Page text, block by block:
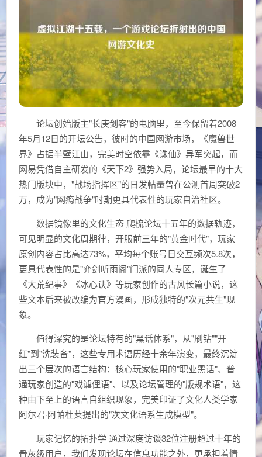
论坛创始版主"长庚剑客"的电脑里，至今保留着2008
年5月12日的开坛公告，彼时的中国网游市场，《魔兽世
界》占据半壁江山，完美时空依靠《诛仙》异军突起，而
网易凭借自主研发的《天下2》强势入局，论坛最早的十大
热门版块中，"战场指挥区"的日发帖量曾在公测首周突破2
万，成为"网瘾战争"时期更具代表性的玩家自治社区。
数据镜像里的文化生态 爬梳论坛十五年的数据轨迹，
可见明显的文化周期律，开服前三年的"黄金时代"，玩家
原创内容占比高达73%，平均每个账号日交互频次5.8次，
更具代表性的是"弈剑听雨阁"门派的同人专区，诞生了
《大荒纪事》《冰心诀》等玩家创作的古风长篇小说，这
些文本后来被改编为官方漫画，形成独特的"次元共生"现
象。
值得深究的是论坛特有的"黑话体系"，从"刷钻""开
红"到"洗装备"，这些专用术语历经十余年演变，最终沉淀
出三个层次的语言结构：核心玩家使用的"职业黑话"、普
通玩家创造的"戏谑俚语"、以及论坛管理的"版规术语"，这
种由下至上的语言自组织现象，完美印证了文化人类学家
阿尔君·阿帕杜莱提出的"次文化语系生成模型"。
玩家记忆的拓扑学 通过深度访谈32位注册超过十年的
骨灰级用户，我们发现论坛在信息功能之外，更承担着情